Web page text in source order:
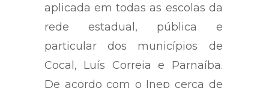
aplicada em todas as escolas da
rede estadual, pública e
particular dos municípios de
Cocal, Luís Correia e Parnaíba.
De acordo com o Inep cerca de